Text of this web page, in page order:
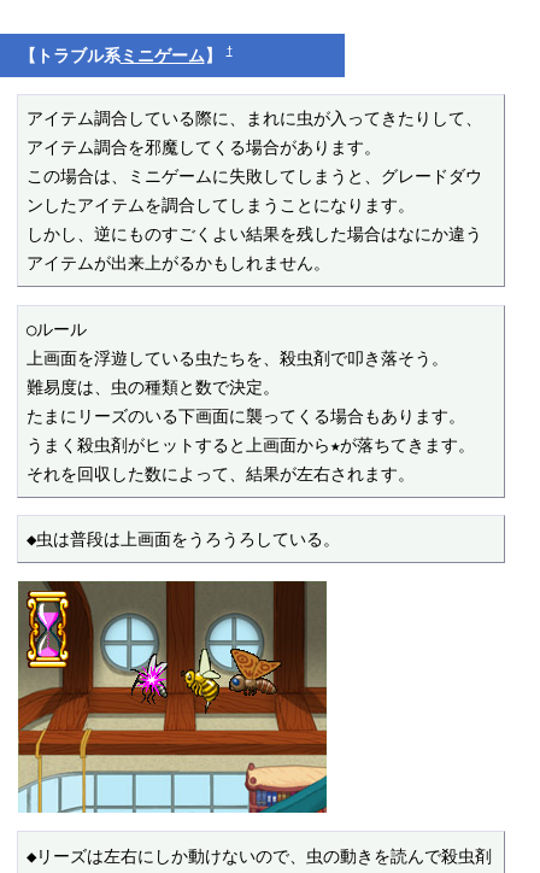
【トラブル系ミニゲーム】†
アイテム調合している際に、まれに虫が入ってきたりして、
アイテム調合を邪魔してくる場合があります。
この場合は、ミニゲームに失敗してしまうと、グレードダウ
ンしたアイテムを調合してしまうことになります。
しかし、逆にものすごくよい結果を残した場合はなにか違う
アイテムが出来上がるかもしれません。
○ルール
上画面を浮遊している虫たちを、殺虫剤で叩き落そう。
難易度は、虫の種類と数で決定。
たまにリーズのいる下画面に襲ってくる場合もあります。
うまく殺虫剤がヒットすると上画面から★が落ちてきます。
それを回収した数によって、結果が左右されます。
◆虫は普段は上画面をうろうろしている。
◆リーズは左右にしか動けないので、虫の動きを読んで殺虫剤